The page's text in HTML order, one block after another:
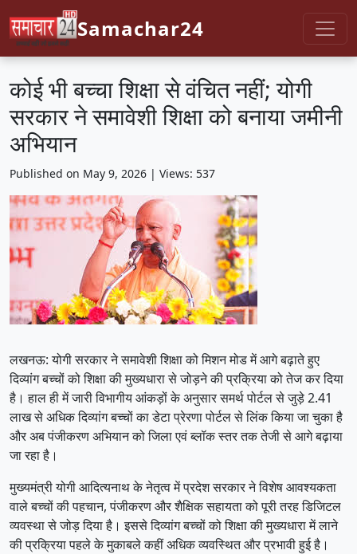
Samachar24
कोई भी बच्चा शिक्षा से वंचित नहीं; योगी
सरकार ने समावेशी शिक्षा को बनाया जमीनी
अभियान
Published on May 9, 2026 | Views: 537
लखनऊ: योगी सरकार ने समावेशी शिक्षा को मिशन मोड में आगे बढ़ाते हुए
दिव्यांग बच्चों को शिक्षा की मुख्यधारा से जोड़ने की प्रक्रिया को तेज कर दिया
है। हाल ही में जारी विभागीय आंकड़ों के अनुसार समर्थ पोर्टल से जुड़े 2.41
लाख से अधिक दिव्यांग बच्चों का डेटा प्रेरणा पोर्टल से लिंक किया जा चुका है
और अब पंजीकरण अभियान को जिला एवं ब्लॉक स्तर तक तेजी से आगे बढ़ाया
जा रहा है।
मुख्यमंत्री योगी आदित्यनाथ के नेतृत्व में प्रदेश सरकार ने विशेष आवश्यकता
वाले बच्चों की पहचान, पंजीकरण और शैक्षिक सहायता को पूरी तरह डिजिटल
व्यवस्था से जोड़ दिया है। इससे दिव्यांग बच्चों को शिक्षा की मुख्यधारा में लाने
की प्रक्रिया पहले के मुकाबले कहीं अधिक व्यवस्थित और प्रभावी हुई है।